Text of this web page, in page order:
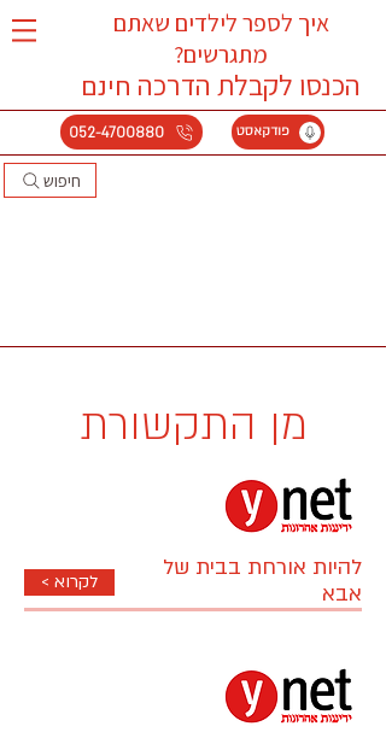
איך לספר לילדים שאתם
מתגרשים?
הכנסו לקבלת הדרכה חינם
052-4700880 פודקאסט
חיפוש
מן התקשורת
< לקרוא
להיות אורחת בבית של
אבא